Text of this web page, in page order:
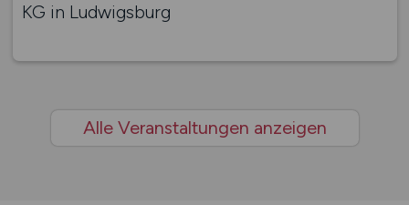
KG in Ludwigsburg
Alle Veranstaltungen anzeigen